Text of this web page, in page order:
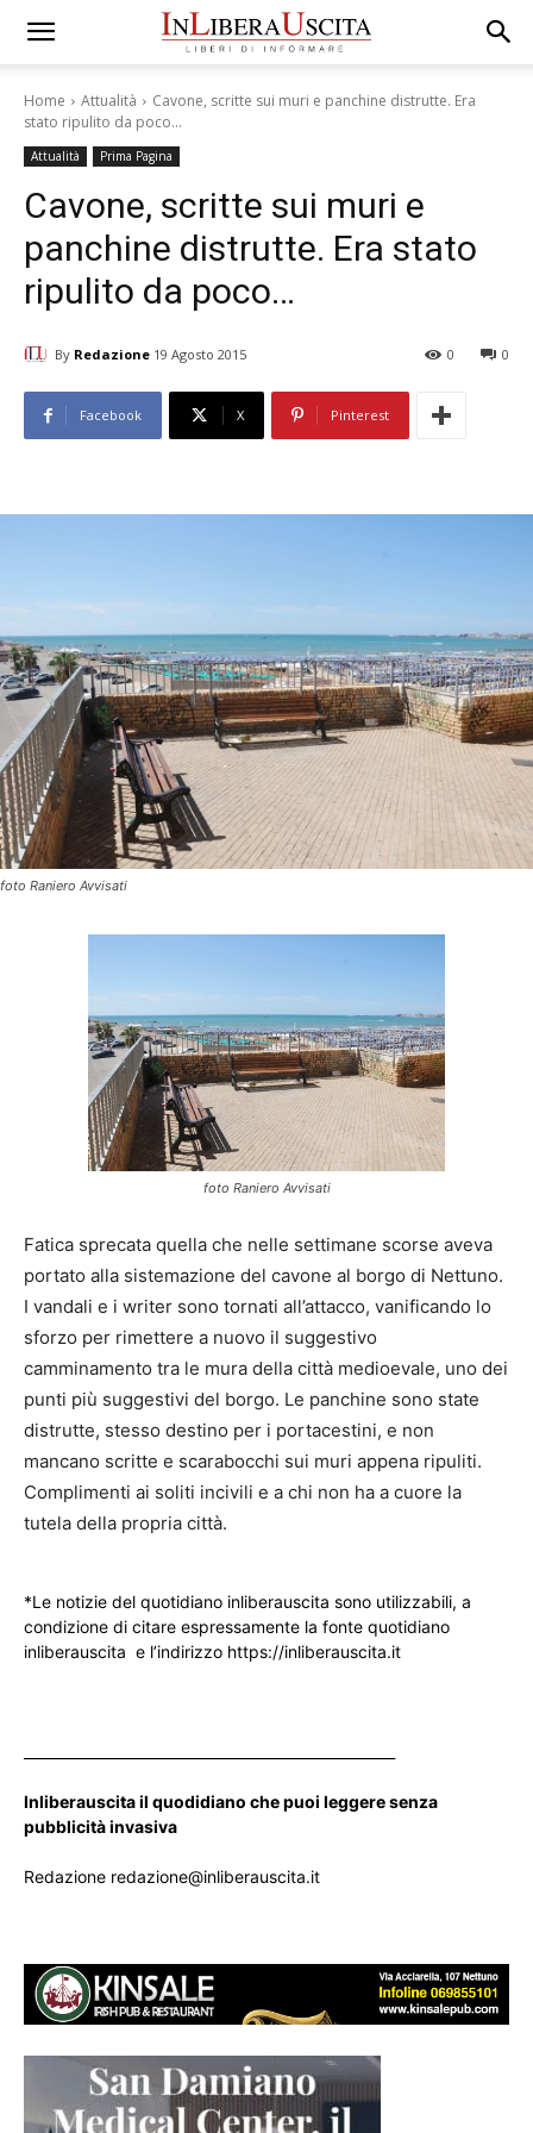
Home Attualità
Cavone, scritte sui muri e panchine distrutte. Era
stato ripulito da poco...
Attualità Prima Pagina
Cavone, scritte sui muri e
panchine distrutte. Era stato
ripulito da poco…
By Redazione 19 Agosto 2015 0
0
Facebook X Pinterest
foto Raniero Avvisati
foto Raniero Avvisati
Fatica sprecata quella che nelle settimane scorse aveva
portato alla sistemazione del cavone al borgo di Nettuno.
I vandali e i writer sono tornati all’attacco, vanificando lo
sforzo per rimettere a nuovo il suggestivo
camminamento tra le mura della città medioevale, uno dei
punti più suggestivi del borgo. Le panchine sono state
distrutte, stesso destino per i portacestini, e non
mancano scritte e scarabocchi sui muri appena ripuliti.
Complimenti ai soliti incivili e a chi non ha a cuore la
tutela della propria città.
*Le notizie del quotidiano inliberauscita sono utilizzabili, a
condizione di citare espressamente la fonte quotidiano
inliberauscita e l’indirizzo https://inliberauscita.it
Inliberauscita il quodidiano che puoi leggere senza
pubblicità invasiva
Redazione redazione@inliberauscita.it